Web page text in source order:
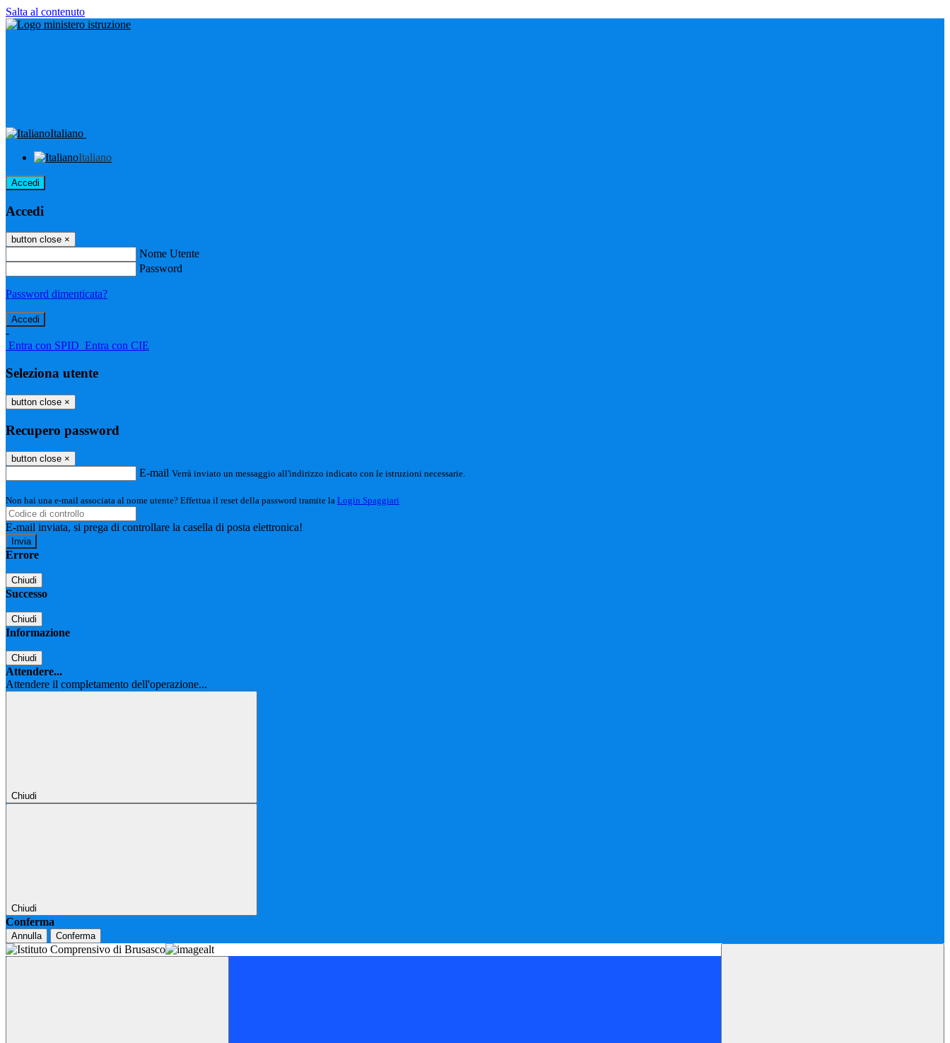
Salta al contenuto
Italiano
Italiano
Accedi
Accedi
button close ×
Nome Utente
Password
Password dimenticata?
-
Entra con SPID Entra con CIE
Seleziona utente
button close ×
Recupero password
button close ×
E-mail Verrà inviato un messaggio all'indirizzo indicato con le istruzioni necessarie.
Non hai una e-mail associata al nome utente? Effettua il reset della password tramite la Login Spaggiari
E-mail inviata, si prega di controllare la casella di posta elettronica!
Errore
Chiudi
Successo
Chiudi
Informazione
Chiudi
Attendere...
Attendere il completamento dell'operazione...
Chiudi
Chiudi
Conferma
Annulla Conferma